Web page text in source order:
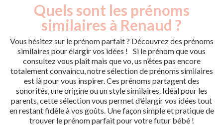
Quels sont les prénoms
similaires à Renaud ?
Vous hésitez sur le prénom parfait ? Découvrez des prénoms
similaires pour élargir vos idées ! Si le prénom que vous
consultez vous plaît mais que vo, us n’êtes pas encore
totalement convaincu, notre sélection de prénoms similaires
est là pour vous inspirer. Ces prénoms partagent des
sonorités, une origine ou un style similaires. Idéal pour les
parents, cette sélection vous permet d’élargir vos idées tout
en restant fidèle à vos goûts. Une façon simple et pratique de
trouver le prénom parfait pour votre futur bébé !